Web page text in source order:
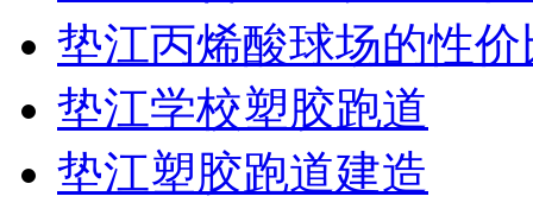
垫江丙烯酸球场的性价
垫江学校塑胶跑道
垫江塑胶跑道建造